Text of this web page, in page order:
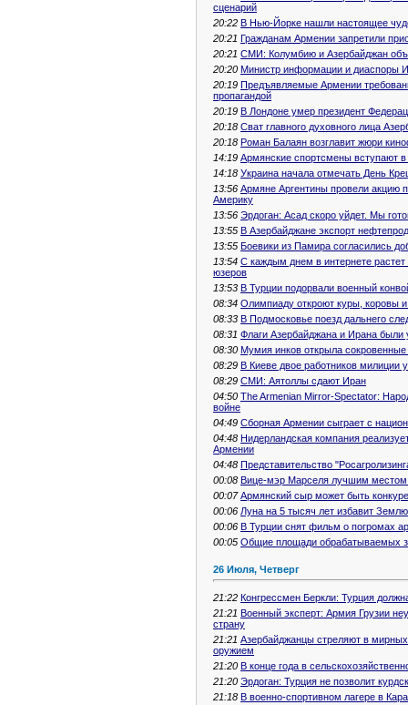
сценарий
20:22 В Нью-Йорке нашли настоящее
20:21 Гражданам Армении запретили
20:21 СМИ: Колумбию и Азербайджан
20:20 Министр информации и диаспоры
20:19 Предъявляемые Армении
пропагандой
20:19 В Лондоне умер президент
20:18 Сват главного духовного лица
20:18 Роман Балаян возглавит жюри
14:19 Армянские спортсмены вступают
14:18 Украина начала отмечать День
13:56 Армяне Аргентины провели акцию
Америку
13:56 Эрдоган: Асад скоро уйдет. Мы
13:55 В Азербайджане экспорт
13:55 Боевики из Памира согласились
13:54 С каждым днем в интернете
юзеров
13:53 В Турции подорвали военный
08:34 Олимпиаду откроют куры, коровы
08:33 В Подмосковье поезд дальнего
08:31 Флаги Азербайджана и Ирана
08:30 Мумия инков открыла
08:29 В Киеве двое работников милиции
08:29 СМИ: Аятоллы сдают Иран
04:50 The Armenian Mirror-Spectator:
войне
04:49 Сборная Армении сыграет с
04:48 Нидерландская компания
Армении
04:48 Представительство
00:08 Вице-мэр Марселя лучшим местом
00:07 Армянский сыр может быть
00:06 Луна на 5 тысяч лет избавит
00:06 В Турции снят фильм о погромах
00:05 Общие площади обрабатываемых
26 Июля, Четверг
21:22 Конгрессмен Беркли: Турция
21:21 Военный эксперт: Армия Грузии
страну
21:21 Азербайджанцы стреляют в
оружием
21:20 В конце года в
21:20 Эрдоган: Турция не позволит
21:18 В военно-спортивном лагере в